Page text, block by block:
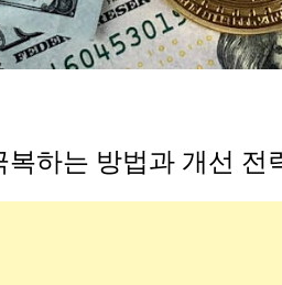
하는 방법과 개선 전